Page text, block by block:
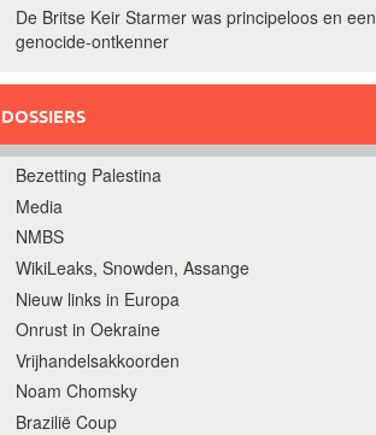
De Britse Keir Starmer was principeloos en een
genocide-ontkenner
DOSSIERS
Bezetting Palestina
Media
NMBS
WikiLeaks, Snowden, Assange
Nieuw links in Europa
Onrust in Oekraine
Vrijhandelsakkoorden
Noam Chomsky
Brazilië Coup